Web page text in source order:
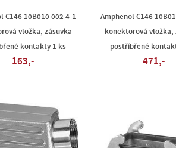
C146 10B010 002 4-1
vložka, zásuvka
kontakty 1 ks
163,-
Amphenol C146
konektorová vložka,
postříbřené
471,-